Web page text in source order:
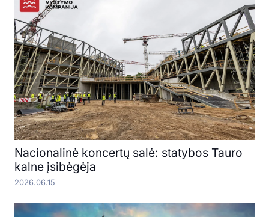
Nacionalinė koncertų salė: statybos Tauro
kalne įsibėgėja
2026.06.15